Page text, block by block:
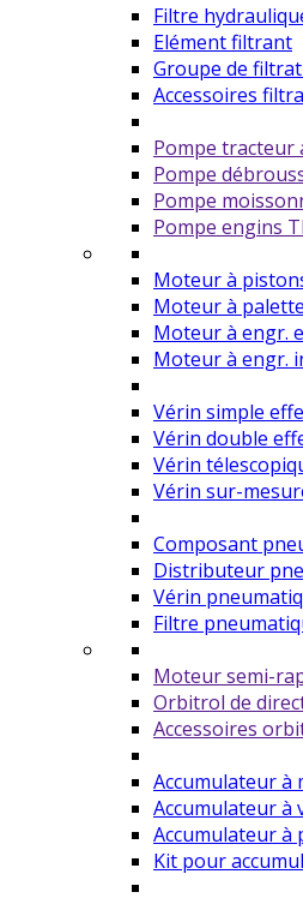
Filtre
Elément filtrant
Groupe de
Accessoires
Pompe tracteur
Pompe
Pompe
Pompe engins
Moteur à
Moteur à
Moteur à engr.
Moteur à engr.
Vérin simple
Vérin double
Vérin
Vérin sur-
Composant
Distributeur
Vérin
Filtre
Moteur semi-
Orbitrol de
Accessoires
Accumulateur à
Accumulateur à
Accumulateur à
Kit pour